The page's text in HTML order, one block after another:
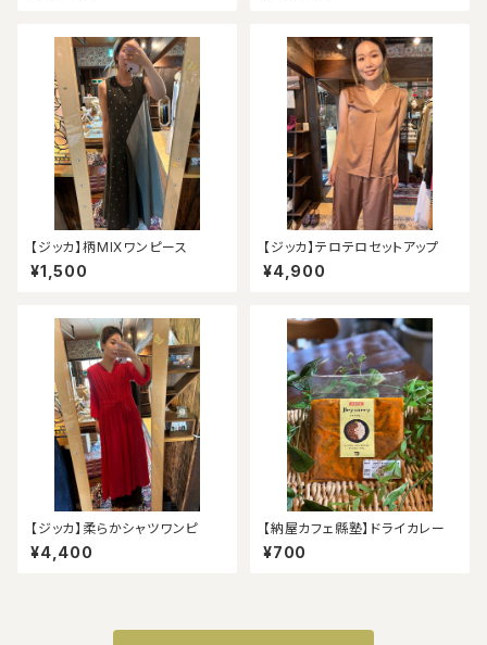
【ジッカ】柄MIXワンピース
¥1,500
【ジッカ】テロテロセットアップ
¥4,900
【ジッカ】柔らかシャツワンピ
¥4,400
【納屋カフェ縣塾】ドライカレー
¥700